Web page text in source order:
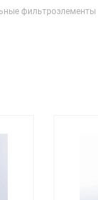
фильтроэлементы